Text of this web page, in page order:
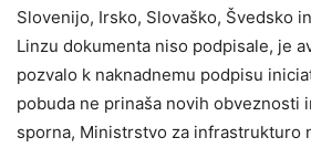
Slovenijo, Irsko, Slovaško, Švedsko
Linzu dokumenta niso podpisale, je
pozvalo k naknadnemu podpisu
pobuda ne prinaša novih obveznosti
sporna, Ministrstvo za infrastrukturo